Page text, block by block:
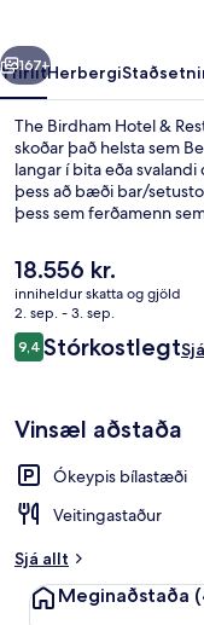
Næsta
167+
YfirlitHerbergi
The Birdham Hotel &
skoðar það helsta sem
langar í bita eða
þess að bæði bar/
þess sem ferðamenn
Núverandi
verð
er
18.556 kr.
18.556 kr.
inniheldur skatta og gjöld
2. sep. - 3. sep.
Umsagnir
9,49,4 af 10
Stórkostlegt
Vinsæl aðstaða
Ókeypis bílastæði
Veitingastaður
Sjá allt
Meginaðstaða